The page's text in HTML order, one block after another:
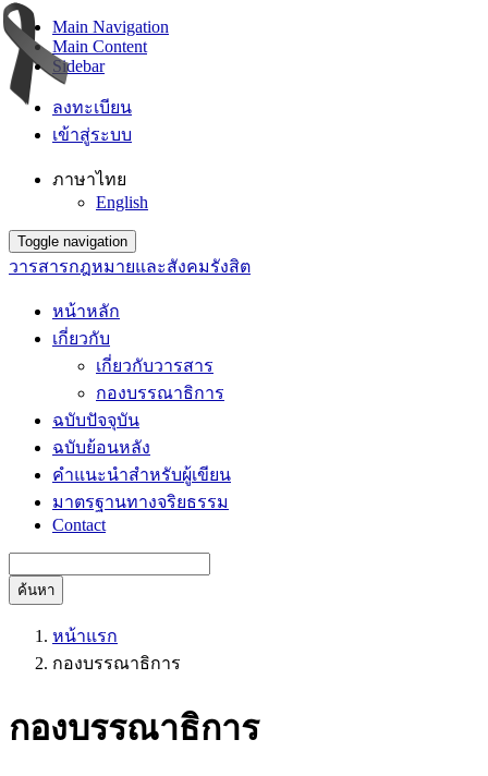
Main Navigation
Main Content
Sidebar
ลงทะเบียน
เข้าสู่ระบบ
ภาษาไทย
English
Toggle navigation
วารสารกฎหมายและสังคมรังสิต
หน้าหลัก
เกี่ยวกับ
เกี่ยวกับวารสาร
กองบรรณาธิการ
ฉบับปัจจุบัน
ฉบับย้อนหลัง
คำแนะนำสำหรับผู้เขียน
มาตรฐานทางจริยธรรม
Contact
ค้นหา
หน้าแรก
กองบรรณาธิการ
กองบรรณาธิการ